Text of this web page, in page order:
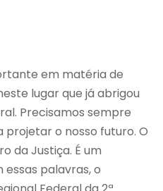
em matéria de
lugar que já abrigou
Precisamos sempre
o nosso futuro. O
da Justiça. É um
essas palavras, o